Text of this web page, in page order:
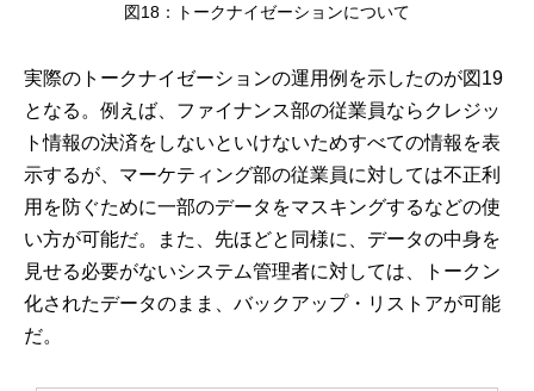
図18：トークナイゼーションについて
実際のトークナイゼーションの運用例を示したのが図19
となる。例えば、ファイナンス部の従業員ならクレジッ
ト情報の決済をしないといけないためすべての情報を表
示するが、マーケティング部の従業員に対しては不正利
用を防ぐために一部のデータをマスキングするなどの使
い方が可能だ。また、先ほどと同様に、データの中身を
見せる必要がないシステム管理者に対しては、トークン
化されたデータのまま、バックアップ・リストアが可能
だ。